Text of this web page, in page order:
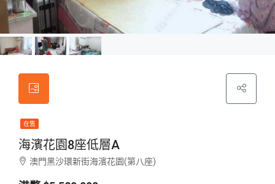
在售
海濱花園8座低層A
澳門黑沙環新街海濱花園(第八座)